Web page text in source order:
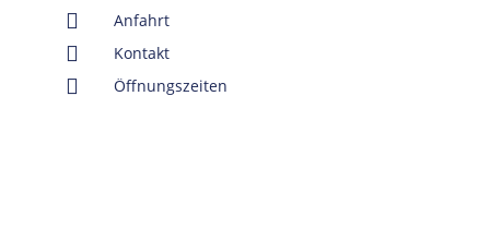
Anfahrt
Kontakt
Öffnungszeiten